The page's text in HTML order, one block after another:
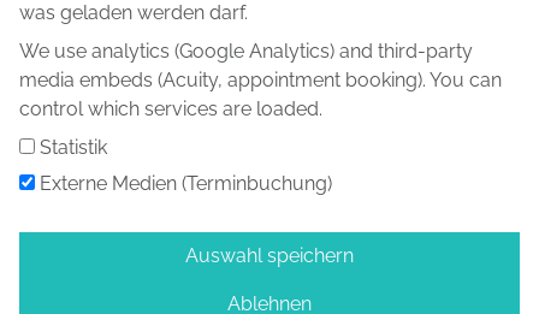
Angebot
Blog
Kontakt
|EN
was geladen werden darf.
We use analytics (Google Analytics) and third-party
media embeds (Acuity, appointment booking). You can
control which services are loaded.
Statistik
Externe Medien (Terminbuchung)
Auswahl speichern
Ablehnen